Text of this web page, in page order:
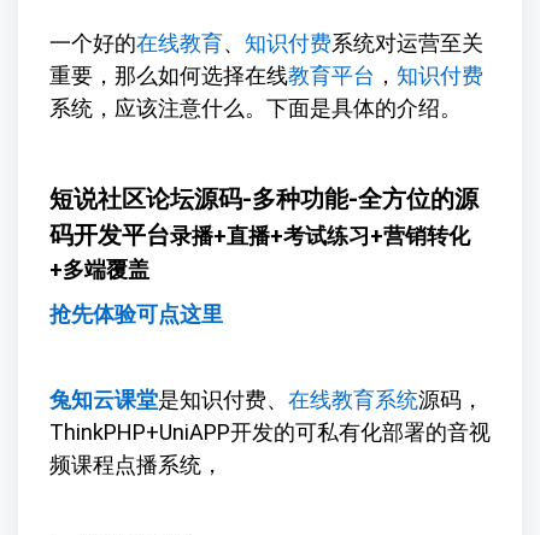
一个好的在线教育、 知识付费系统对运营至关
重要，那么如何选择在线教育平台 ， 知识付费
系统，应该注意什么。下面是具体的介绍。
短说社区论坛源码-多种功能-全方位的源
码开发平台录播+直播+考试练习+营销转化
+多端覆盖
抢先体验可点这里
兔知云课堂是知识付费、 在线教育系统源码，
ThinkPHP+UniAPP开发的可私有化部署的音视
频课程点播系统，